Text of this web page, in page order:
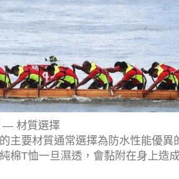
— 材質選擇
主要材質通常選擇為防水性能優
棉T恤一旦濕透，會黏附在身上造